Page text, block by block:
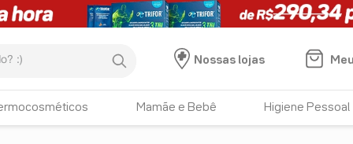
Nossas lojas
Mamãe e Bebê Higiene Pessoal